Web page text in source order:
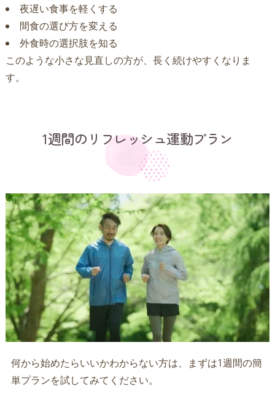
夜遅い食事を軽くする
間食の選び方を変える
外食時の選択肢を知る
このような小さな見直しの方が、長く続けやすくなりま
す。
1週間のリフレッシュ運動プラン
何から始めたらいいかわからない方は、まずは1週間の簡
単プランを試してみてください。